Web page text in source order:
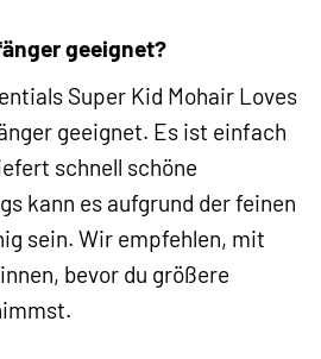
geeignet?
Super Kid Mohair Loves
geeignet. Es ist einfach
schnell schöne
kann es aufgrund der feinen
sein. Wir empfehlen, mit
bevor du größere